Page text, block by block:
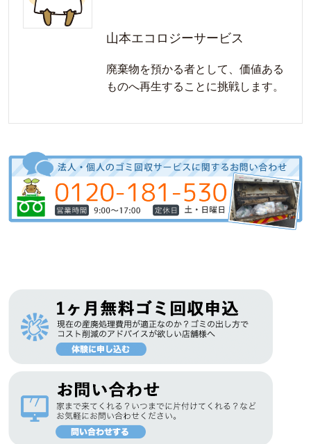
山本エコロジーサービス
廃棄物を預かる者として、価値ある
ものへ再生することに挑戦します。